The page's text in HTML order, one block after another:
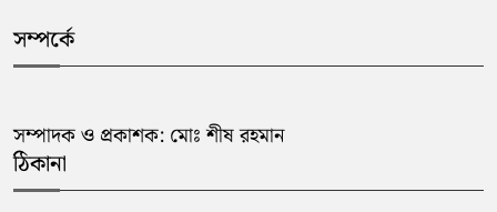
সম্পর্কে
সম্পাদক ও প্রকাশক: মোঃ শীষ রহমান
ঠিকানা